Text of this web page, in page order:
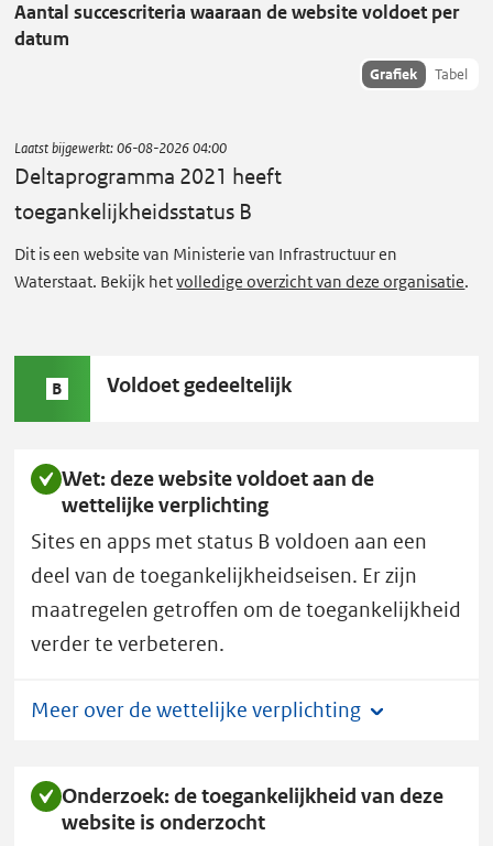
a
p
g
r
a
m
0
1
toegankelijkheidsstatus
Aantal succescriteria waaraan de website voldoet per
datum
Toon
Grafiek Tabel
Laatst bijgewerkt:06-08-2026 04:00
Deltaprogramma 2021 heeft
toegankelijkheidsstatus B
Dit is een website van Ministerie van Infrastructuur en
Waterstaat. Bekijk hetvolledige overzicht van deze organisatie.
Status
Voldoet gedeeltelijk
B
Wet: deze website voldoet aan de
wettelijke verplichting
Sites en apps met status B voldoen aan een
deel van de toegankelijkheidseisen. Er zijn
maatregelen getroffen om de toegankelijkheid
verder te verbeteren.
Meer over de wettelijke verplichting
Onderzoek: de toegankelijkheid van deze
website is onderzocht